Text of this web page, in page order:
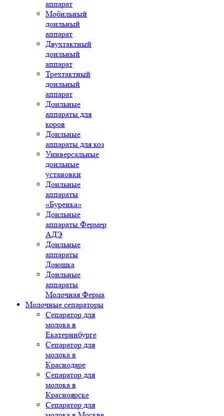
аппарат
Мобильный
доильный
аппарат
Двухтактный
доильный
аппарат
Трехтактный
доильный
аппарат
Доильные
аппараты для
коров
Доильные
аппараты для коз
Универсальные
доильные
установки
Доильные
аппараты
«Буренка»
Доильные
аппараты Фермер
АДЭ
Доильные
аппараты
Доюшка
Доильные
аппараты
Молочная Ферма
Молочные сепараторы
Сепаратор для
молока в
Екатеринбурге
Сепаратор для
молока в
Краснодаре
Сепаратор для
молока в
Красноярске
Сепаратор для